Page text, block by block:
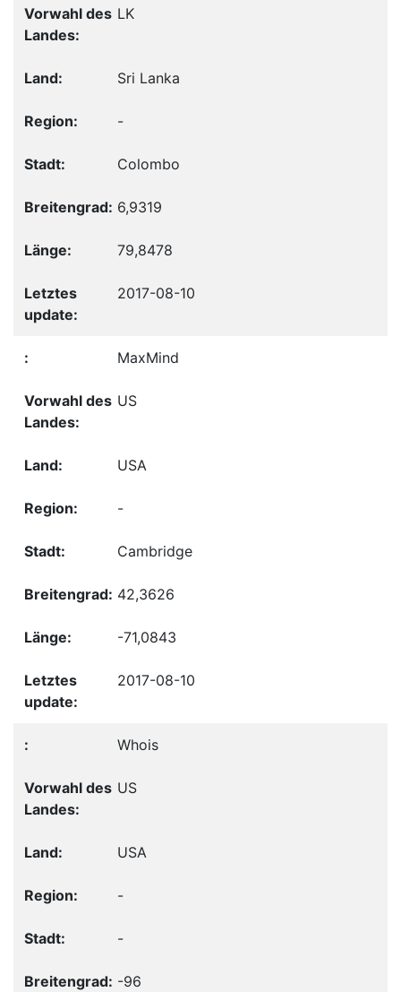
LK
Sri Lanka
-
Colombo
6,9319
79,8478
2017-08-10
MaxMind
US
USA
-
Cambridge
42,3626
-71,0843
2017-08-10
Whois
US
USA
-
-
-96